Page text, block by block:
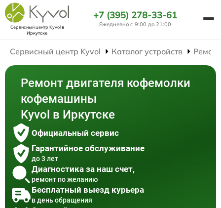
Сервисный центр Kyvolв
Иркутске
+7 (395) 278-33-61
Ежедневно с 9:00 до 21:00
Сервисный центр Kyvol Каталог устройств
Ремонт двигателя кофемолки
кофемашины
Kyvol в Иркутске
Официальный сервис
Гарантийное обслуживание
до 3 лет
Диагностика за наш счет,
ремонт по желанию
Бесплатный выезд курьера
в день обращения